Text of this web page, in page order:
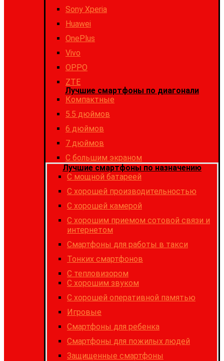
Sony Xperia
Huawei
OnePlus
Vivo
OPPO
ZTE
Лучшие смартфоны по диагонали
Компактные
5.5 дюймов
6 дюймов
7 дюймов
С большим экраном
Лучшие смартфоны по назначению
C мощной батареей
C хорошей производительностью
C хорошей камерой
С хорошим приемом сотовой связи и
интернетом
Cмартфоны для работы в такси
Тонких смартфонов
С тепловизором
С хорошим звуком
С хорошей оперативной памятью
Игровые
Cмартфоны для ребенка
Смартфоны для пожилых людей
Защищенные смартфоны